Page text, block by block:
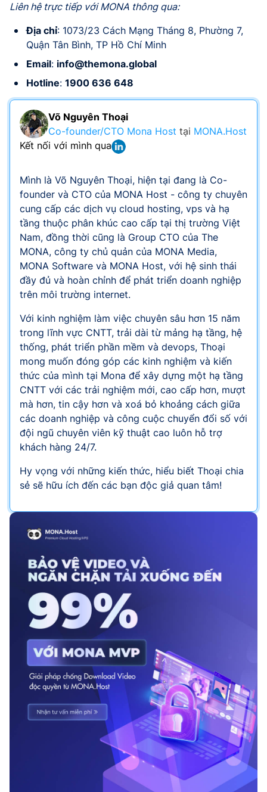
Liên hệ trực tiếp với MONA thông qua:
Địa chỉ: 1073/23 Cách Mạng Tháng 8, Phường 7,
Quận Tân Bình, TP Hồ Chí Minh
Email: info@themona.global
Hotline: 1900 636 648
Võ Nguyên Thoại
Co-founder/CTO Mona Host tại MONA.Host
Kết nối với mình qua
Mình là Võ Nguyên Thoại, hiện tại đang là Co-
founder và CTO của MONA Host - công ty chuyên
cung cấp các dịch vụ cloud hosting, vps và hạ
tầng thuộc phân khúc cao cấp tại thị trường Việt
Nam, đồng thời cũng là Group CTO của The
MONA, công ty chủ quản của MONA Media,
MONA Software và MONA Host, với hệ sinh thái
đầy đủ và hoàn chỉnh để phát triển doanh nghiệp
trên môi trường internet.
Với kinh nghiệm làm việc chuyên sâu hơn 15 năm
trong lĩnh vực CNTT, trải dài từ mảng hạ tầng, hệ
thống, phát triển phần mềm và devops, Thoại
mong muốn đóng góp các kinh nghiệm và kiến
thức của mình tại Mona để xây dựng một hạ tầng
CNTT với các trải nghiệm mới, cao cấp hơn, mượt
mà hơn, tin cậy hơn và xoá bỏ khoảng cách giữa
các doanh nghiệp và công cuộc chuyển đổi số với
đội ngũ chuyên viên kỹ thuật cao luôn hỗ trợ
khách hàng 24/7.
Hy vọng với những kiến thức, hiểu biết Thoại chia
sẻ sẽ hữu ích đến các bạn độc giả quan tâm!